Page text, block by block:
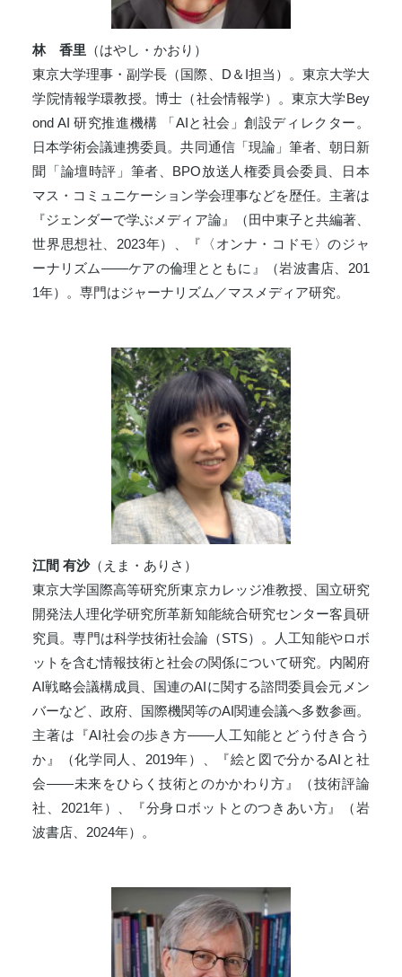
林 香里 （はやし・かおり）
東京大学理事・副学長（国際、D＆I担当）。東京大学大
学院情報学環教授。博士（社会情報学）。東京大学Bey
ond AI 研究推進機構 「AIと社会」創設ディレクター。
日本学術会議連携委員。共同通信「現論」筆者、朝日新
聞「論壇時評」筆者、BPO放送人権委員会委員、日本
マス・コミュニケーション学会理事などを歴任。主著は
『ジェンダーで学ぶメディア論』（田中東子と共編著、
世界思想社、2023年）、『〈オンナ・コドモ〉のジャ
ーナリズム——ケアの倫理とともに』（岩波書店、201
1年）。専門はジャーナリズム／マスメディア研究。
江間 有沙（えま・ありさ）
東京大学国際高等研究所東京カレッジ准教授、国立研究
開発法人理化学研究所革新知能統合研究センター客員研
究員。専門は科学技術社会論（STS）。人工知能やロボ
ットを含む情報技術と社会の関係について研究。内閣府
AI戦略会議構成員、国連のAIに関する諮問委員会元メン
バーなど、政府、国際機関等のAI関連会議へ多数参画。
主著は『AI社会の歩き方——人工知能とどう付き合う
か』（化学同人、2019年）、『絵と図で分かるAIと社
会——未来をひらく技術とのかかわり方』（技術評論
社、2021年）、『分身ロボットとのつきあい方』（岩
波書店、2024年）。